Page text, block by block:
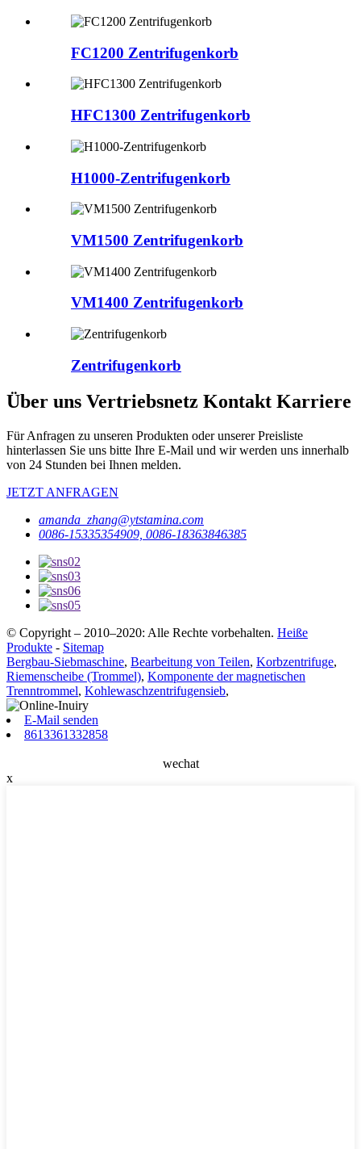
FC1200 Zentrifugenkorb
HFC1300 Zentrifugenkorb
H1000-Zentrifugenkorb
VM1500 Zentrifugenkorb
VM1400 Zentrifugenkorb
Zentrifugenkorb
Über uns Vertriebsnetz Kontakt Karriere
Für Anfragen zu unseren Produkten oder unserer Preisliste
hinterlassen Sie uns bitte Ihre E-Mail und wir werden uns innerhalb
von 24 Stunden bei Ihnen melden.
JETZT ANFRAGEN
amanda_zhang@ytstamina.com
0086-15335354909, 0086-18363846385
© Copyright – 2010–2020: Alle Rechte vorbehalten. Heiße
Produkte - Sitemap
Bergbau-Siebmaschine, Bearbeitung von Teilen, Korbzentrifuge,
Riemenscheibe (Trommel), Komponente der magnetischen
Trenntrommel, Kohlewaschzentrifugensieb,
E-Mail senden
8613361332858
wechat
x